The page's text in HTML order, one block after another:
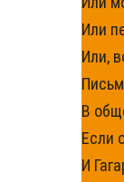
Или
Или,
В
Если
И